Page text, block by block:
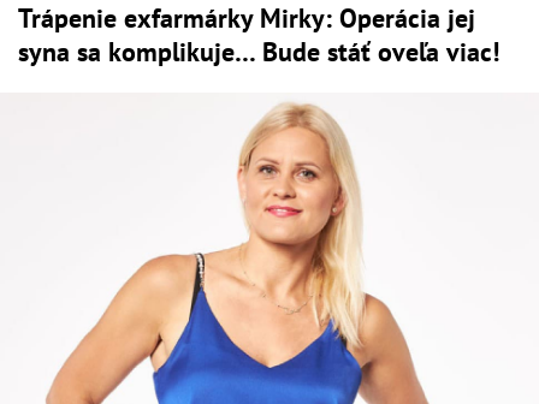
Trápenie exfarmárky Mirky: Operácia jej
syna sa komplikuje… Bude stáť oveľa viac!